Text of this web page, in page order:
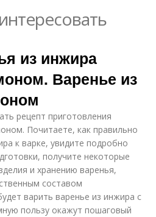
из инжира
Варенье из
рецепт приготовления
Почитаете, как правильно
к варке, увидите подробно
получите некоторые
и хранению варенья,
составом
варить варенье из инжира с
пользу окажут пошаговый